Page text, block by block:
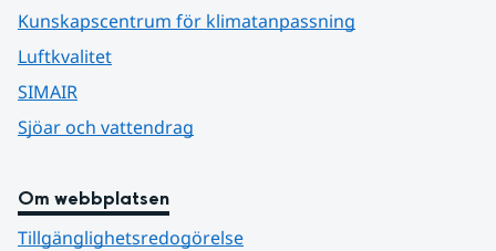
Kunskapscentrum för klimatanpassning
Luftkvalitet
SIMAIR
Sjöar och vattendrag
Om webbplatsen
Tillgänglighetsredogörelse